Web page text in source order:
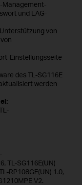
Management-
und LAG-
von
Einstellungsseite
des TL-SG116E
werden
TL-SG116E(UN)
RP108GE(UN) 1.0,
V2.